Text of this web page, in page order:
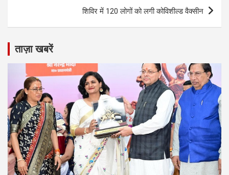
शिविर में 120 लोगों को लगी कोविशील्ड वैक्सीन
ताज़ा खबरें